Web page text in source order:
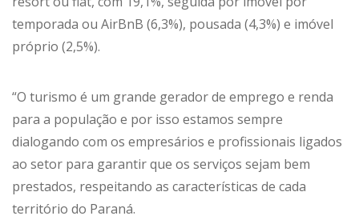
temporada ou AirBnB (6,3%), pousada (4,3%) e imóvel
próprio (2,5%).
“O turismo é um grande gerador de emprego e renda
para a população e por isso estamos sempre
dialogando com os empresários e profissionais ligados
ao setor para garantir que os serviços sejam bem
prestados, respeitando as características de cada
território do Paraná.